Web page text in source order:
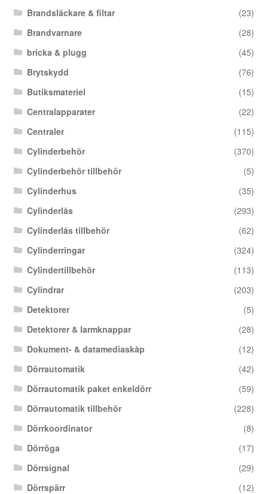
Brandsläckare & filtar
(23)
Brandvarnare
(28)
bricka & plugg
(45)
Brytskydd
(76)
Butiksmateriel
(15)
Centralapparater
(22)
Centraler
(115)
Cylinderbehör
(370)
Cylinderbehör tillbehör
(5)
Cylinderhus
(35)
Cylinderlås
(293)
Cylinderlås tillbehör
(62)
Cylinderringar
(324)
Cylindertillbehör
(113)
Cylindrar
(203)
Detektorer
(5)
Detektorer & larmknappar
(28)
Dokument- & datamediaskåp
(12)
Dörrautomatik
(42)
Dörrautomatik paket enkeldörr
(59)
Dörrautomatik tillbehör
(228)
Dörrkoordinator
(8)
Dörröga
(17)
Dörrsignal
(29)
Dörrspärr
(12)